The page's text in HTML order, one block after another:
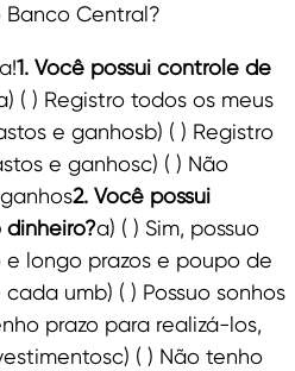
Banco Central?
1. Você possui controle de
( ) Registro todos os meus
e ganhosb) ( ) Registro
e ganhosc) ( ) Não
2. Você possui
a) ( ) Sim, possuo
longo prazos e poupo de
umb) ( ) Possuo sonhos
prazo para realizá-los,
( ) Não tenho